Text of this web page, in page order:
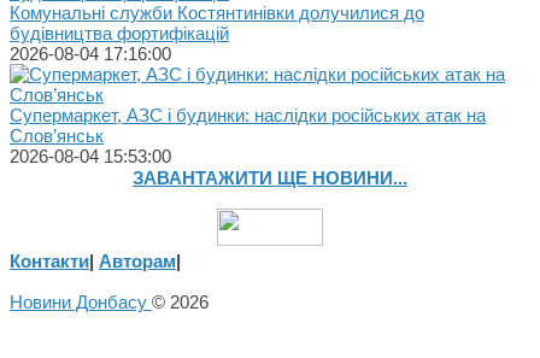
Комунальні служби Костянтинівки долучилися до
будівництва фортифікацій
2026-08-04 17:16:00
Супермаркет, АЗС і будинки: наслідки російських атак на
Слов’янськ
2026-08-04 15:53:00
ЗАВАНТАЖИТИ ЩЕ НОВИНИ...
Контакти| Авторам|
Новини Донбасу © 2026